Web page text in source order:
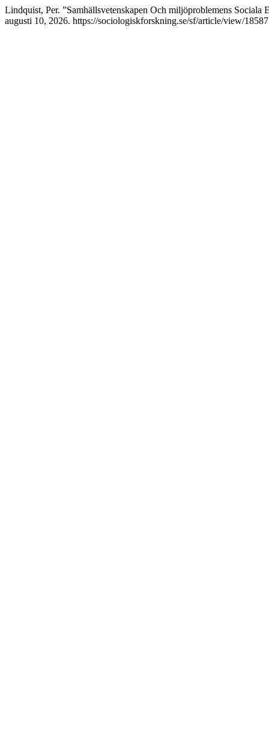
Lindquist, Per. ”Samhällsvetenskapen Och miljöproblemens Sociala
augusti 10, 2026. https://sociologiskforskning.se/sf/article/view/